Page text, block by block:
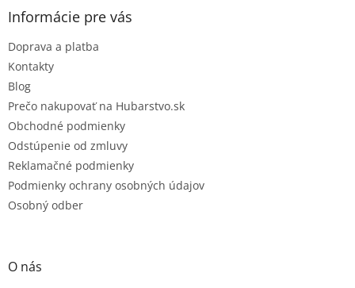
Informácie pre vás
Doprava a platba
Kontakty
Blog
Prečo nakupovať na Hubarstvo.sk
Obchodné podmienky
Odstúpenie od zmluvy
Reklamačné podmienky
Podmienky ochrany osobných údajov
Osobný odber
O nás